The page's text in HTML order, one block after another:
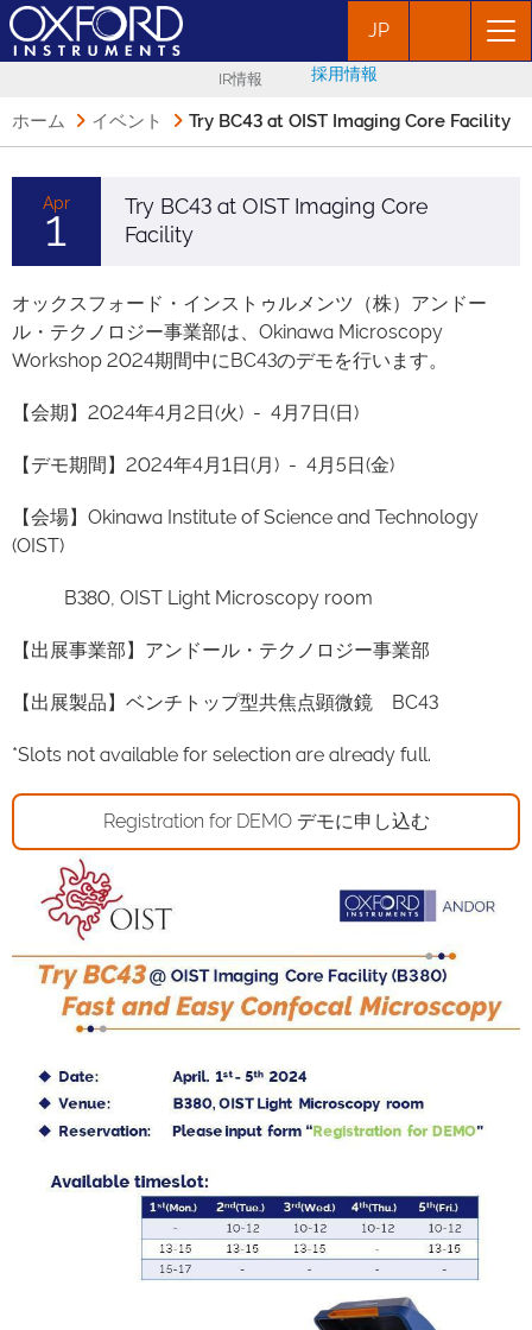
JP
IR情報 採用情報
ホーム イベント Try BC43 at OIST Imaging Core Facility
Apr
1
Try BC43 at OIST Imaging Core
Facility
オックスフォード・インストゥルメンツ（株）アンドー
ル・テクノロジー事業部は、Okinawa Microscopy
Workshop 2024期間中にBC43のデモを行います。
【会期】2024年4月2日(火) - 4月7日(日)
【デモ期間】2024年4月1日(月) - 4月5日(金)
【会場】Okinawa Institute of Science and Technology
(OIST)
B380, OIST Light Microscopy room
【出展事業部】アンドール・テクノロジー事業部
【出展製品】ベンチトップ型共焦点顕微鏡 BC43
*Slots not available for selection are already full.
Registration for DEMO デモに申し込む